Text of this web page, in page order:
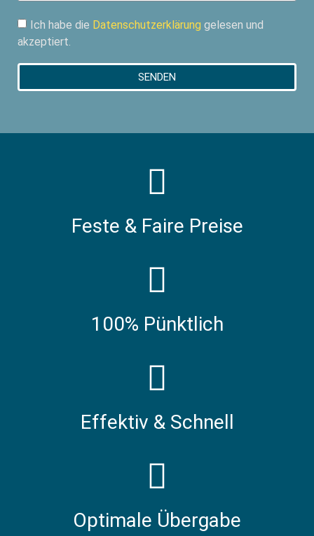
Ich habe die Datenschutzerklärung gelesen und
akzeptiert.
SENDEN
Feste & Faire Preise
100% Pünktlich
Effektiv & Schnell
Optimale Übergabe